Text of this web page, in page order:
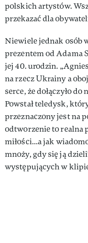
polskich artystów.
przekazać dla
Niewiele jednak osób
prezentem od Adama
jej 40. urodzin.
na rzecz Ukrainy a
serce, że dołączyło
Powstał teledysk,
przeznaczony jest na
odtworzenie to realna
miłości...a jak
mnoży, gdy się ją
występujących w